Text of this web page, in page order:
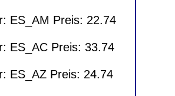
ES_AM Preis: 22.74
ES_AC Preis: 33.74
ES_AZ Preis: 24.74